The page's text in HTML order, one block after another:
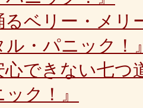
るベリー・メ
ル・パニック！
心できない七
ク！』